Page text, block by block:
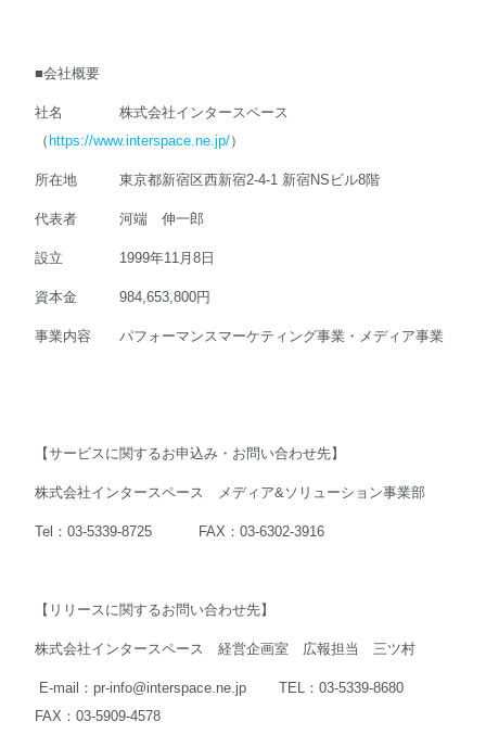
■会社概要
社名 株式会社インタースペース
（https://www.interspace.ne.jp/）
所在地 東京都新宿区西新宿2-4-1 新宿NSビル8階
代表者 河端 伸一郎
設立 1999年11月8日
資本金 984,653,800円
事業内容 パフォーマンスマーケティング事業・メディア事業
【サービスに関するお申込み・お問い合わせ先】
株式会社インタースペース メディア&ソリューション事業部
Tel：03-5339-8725 FAX：03-6302-3916
【リリースに関するお問い合わせ先】
株式会社インタースペース 経営企画室 広報担当 三ツ村
E-mail： pr-info@interspace.ne.jpTEL：03-5339-8680
FAX：03-5909-4578